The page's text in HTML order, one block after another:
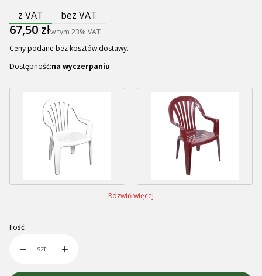
z VAT bez VAT
Cena
67,50 złw tym 23% VAT
Ceny podane bez kosztów dostawy.
Dostępność:na wyczerpaniu
Rozwiń więcej
Ilość
szt.